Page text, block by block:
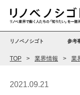
リノベノシゴト 参考
TOP 業界情報 業
2021.09.21